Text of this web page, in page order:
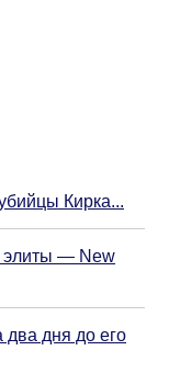
Кирка...
элиты — New
дня до его